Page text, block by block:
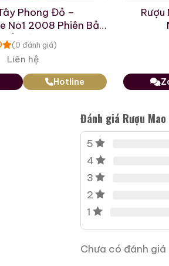
thống nấu rượu Moutai
Baekdu và núi Phú Sĩ,
là nơi ở của Ngọc
Phong Đỏ –
No1 2008 Phiên Bản
Kỷ Niệm
(0 đánh giá)
Liên hệ
Hotline
Đánh giá Rượu
5
4
3
2
1
Chưa có đánh giá